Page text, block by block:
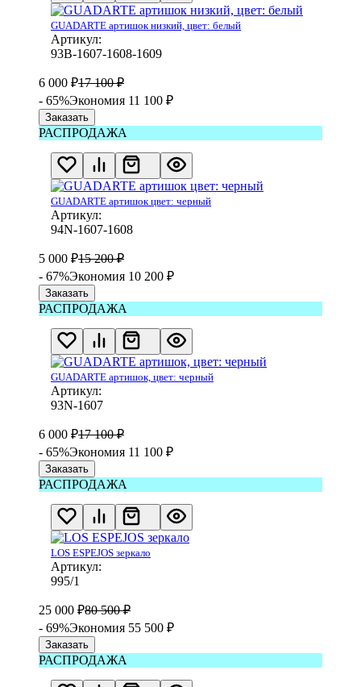
GUADARTE артишок низкий, цвет: белый
Артикул:
93B-1607-1608-1609
6 000 ₽17 100 ₽
- 65%Экономия 11 100 ₽
Заказать
РАСПРОДАЖА
GUADARTE артишок цвет: черный
Артикул:
94N-1607-1608
5 000 ₽15 200 ₽
- 67%Экономия 10 200 ₽
Заказать
РАСПРОДАЖА
GUADARTE артишок, цвет: черный
Артикул:
93N-1607
6 000 ₽17 100 ₽
- 65%Экономия 11 100 ₽
Заказать
РАСПРОДАЖА
LOS ESPEJOS зеркало
Артикул:
995/1
25 000 ₽80 500 ₽
- 69%Экономия 55 500 ₽
Заказать
РАСПРОДАЖА